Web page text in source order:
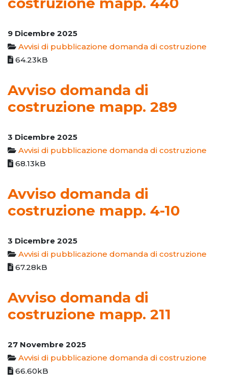
9 Dicembre 2025
Avvisi di pubblicazione domanda di costruzione
64.23kB
Avviso domanda di
costruzione mapp. 289
3 Dicembre 2025
Avvisi di pubblicazione domanda di costruzione
68.13kB
Avviso domanda di
costruzione mapp. 4-10
3 Dicembre 2025
Avvisi di pubblicazione domanda di costruzione
67.28kB
Avviso domanda di
costruzione mapp. 211
27 Novembre 2025
Avvisi di pubblicazione domanda di costruzione
66.60kB